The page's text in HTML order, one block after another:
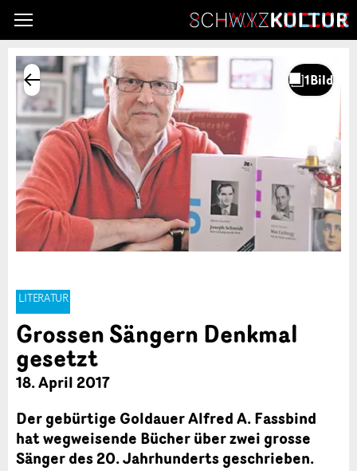
LITERATUR
Grossen Sängern Denkmal
gesetzt
18. April 2017
Der gebürtige Goldauer Alfred A. Fassbind
hat wegweisende Bücher über zwei grosse
Sänger des 20. Jahrhunderts geschrieben.